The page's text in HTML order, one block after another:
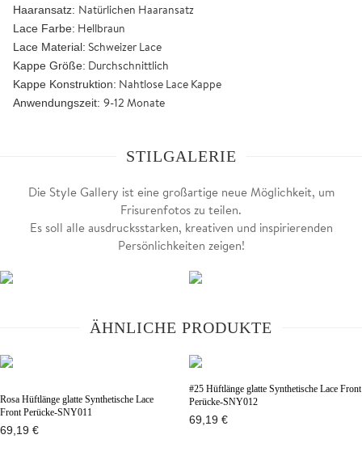
Haaransatz: Natürlichen Haaransatz
Lace Farbe: Hellbraun
Lace Material: Schweizer Lace
Kappe Größe: Durchschnittlich
Kappe Konstruktion: Nahtlose Lace Kappe
Anwendungszeit: 9-12 Monate
STILGALERIE
Die Style Gallery ist eine großartige neue Möglichkeit, um
Frisurenfotos zu teilen.
Es soll alle ausdrucksstarken, kreativen und inspirierenden
Persönlichkeiten zeigen!
ÄHNLICHE PRODUKTE
Rosa Hüftlänge glatte Synthetische Lace
Front Perücke-SNY011
69,19 €
#25 Hüftlänge glatte Synthetische Lace Front
Perücke-SNY012
69,19 €